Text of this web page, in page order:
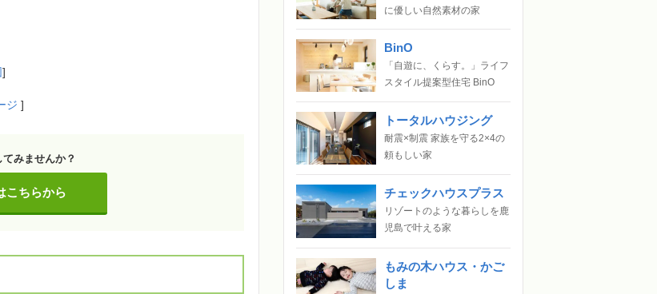
]
ジ ]
みませんか？
こちらから
に優しい自然素材の家
BinO
「自遊に、くらす。」ライフ
スタイル提案型住宅 BinO
トータルハウジング
耐震×制震 家族を守る2×4の
頼もしい家
チェックハウスプラス
リゾートのような暮らしを鹿
児島で叶える家
もみの木ハウス・かご
しま